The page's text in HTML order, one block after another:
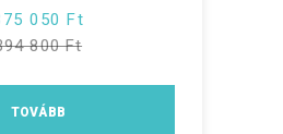
050 Ft
800 Ft
TOVÁBB